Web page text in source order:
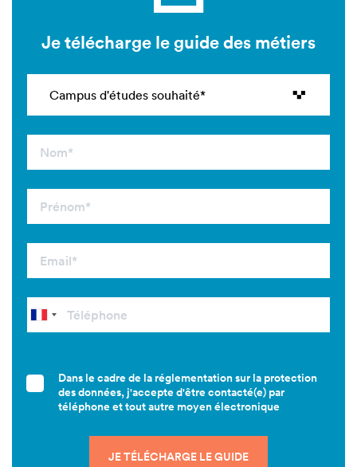
Je télécharge le guide des métiers
Dans le cadre de la réglementation sur la protection
des données, j'accepte d'être contacté(e) par
téléphone et tout autre moyen électronique